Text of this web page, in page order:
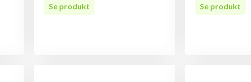
Se produkt Se produkt